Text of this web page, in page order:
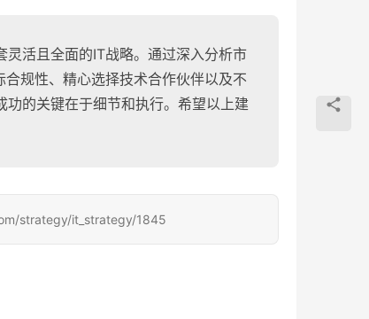
活且全面的IT战略。通过深入分析市
规性、精心选择技术合作伙伴以及不
的关键在于细节和执行。希望以上建
strategy/it_strategy/1845